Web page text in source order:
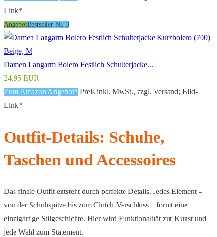
Link*
AngebotBestseller Nr. 3
Damen Langarm Bolero Festlich Schulterjacke...
24,95 EUR
Zum Amazon Angebot* Preis inkl. MwSt., zzgl. Versand; Bild-
Link*
Outfit-Details: Schuhe,
Taschen und Accessoires
Das finale Outfit entsteht durch perfekte Details. Jedes Element –
von der Schuhspitze bis zum Clutch-Verschluss – formt eine
einzigartige Stilgeschichte. Hier wird Funktionalität zur Kunst und
jede Wahl zum Statement.